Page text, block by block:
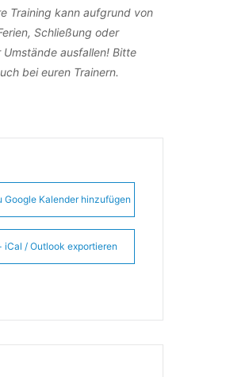
Training kann aufgrund von
Schließung oder
Umstände ausfallen! Bitte
bei euren Trainern.
Google Kalender hinzufügen
iCal / Outlook exportieren